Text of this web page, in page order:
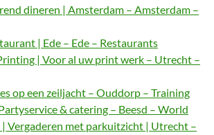
dineren | Amsterdam – Amsterdam –
| Ede – Ede – Restaurants
| Voor al uw print werk – Utrecht –
op een zeiljacht – Ouddorp – Training
& catering – Beesd – World
Vergaderen met parkuitzicht | Utrecht –